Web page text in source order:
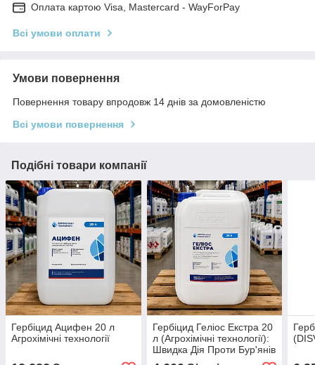
Оплата картою Visa, Mastercard - WayForPay
Всі умови оплати
Умови повернення
Повернення товару впродовж 14 днів за домовленістю
Всі умови повернення
Подібні товари компанії
Гербіцид Ацифен 20 л
Агрохімічні технології
Гербіцид Геліос Екстра 20
л (Агрохімічні технології):
Швидка Дія Проти Бур'янів